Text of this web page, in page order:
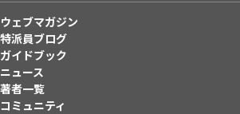
ウェブマガジン
特派員ブログ
ガイドブック
ニュース
著者一覧
コミュニティ